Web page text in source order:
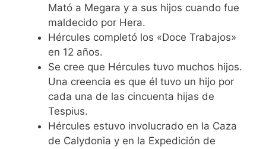
Mató a Megara y a sus hijos cuando fue
maldecido por Hera.
Hércules completó los «Doce Trabajos»
en 12 años.
Se cree que Hércules tuvo muchos hijos.
Una creencia es que él tuvo un hijo por
cada una de las cincuenta hijas de
Tespius.
Hércules estuvo involucrado en la Caza
de Calydonia y en la Expedición de